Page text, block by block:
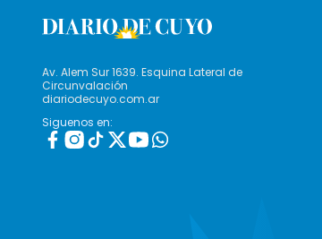
Av. Alem Sur 1639. Esquina Lateral de
Circunvalación
diariodecuyo.com.ar
Siguenos en: